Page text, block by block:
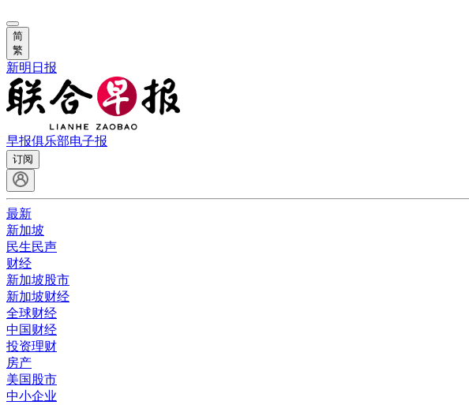
简
繁
新明日报
早报俱乐部电子报
订阅
最新
新加坡
民生民声
财经
新加坡股市
新加坡财经
全球财经
中国财经
投资理财
房产
美国股市
中小企业